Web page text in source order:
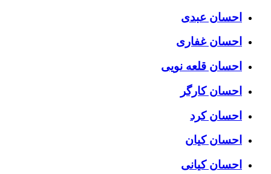
احسان عبدی
احسان غفاری
احسان قلعه نویی
احسان کارگر
احسان کرد
احسان کیان
احسان کیانی